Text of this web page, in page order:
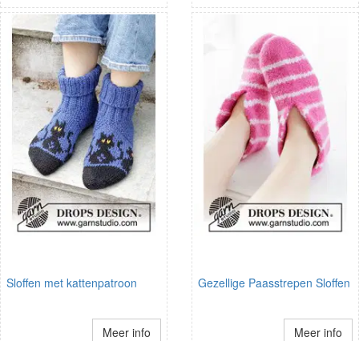
Sloffen met kattenpatroon
Meer info
Gezellige Paasstrepen Sloffen
Meer info